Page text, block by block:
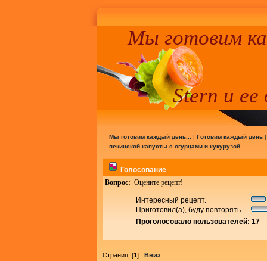
Мы готовим
Stern и ее
Мы готовим каждый день... | Готовим каждый день
пекинской капусты с огурцами и кукурузой
Голосование
Вопрос: Оцените рецепт!
Интересный рецепт.
Приготовил(а), буду повторять.
Проголосовало пользователей: 17
Страниц: [1] Вниз